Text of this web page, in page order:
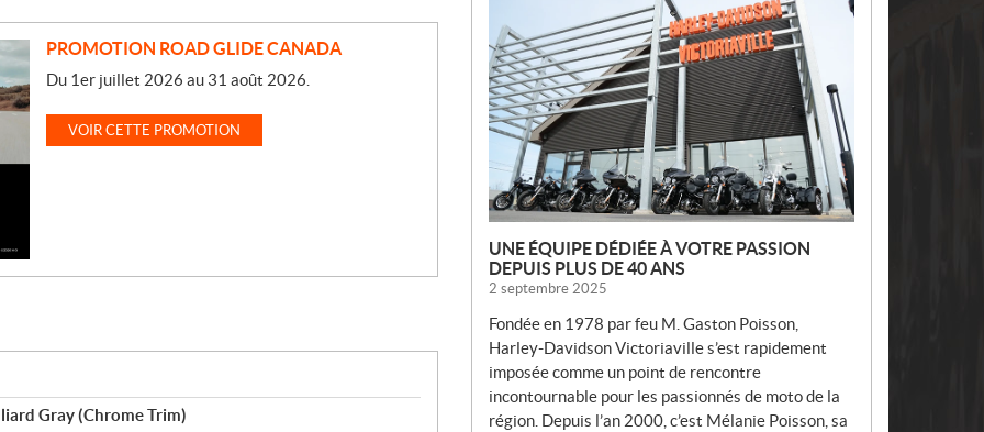
PROMOTION ROAD GLIDE CANADA
Du 1er juillet 2026 au 31 août 2026.
VOIR CETTE PROMOTION
Gray (Chrome Trim)
U
V
E
L
L
E
S
UNE ÉQUIPE DÉDIÉE À VOTRE PASSION
DEPUIS PLUS DE 40 ANS
2 septembre 2025
Fondée en 1978 par feu M. Gaston Poisson,
Harley-Davidson Victoriaville s’est rapidement
imposée comme un point de rencontre
incontournable pour les passionnés de moto de la
région. Depuis l’an 2000, c’est Mélanie Poisson, sa